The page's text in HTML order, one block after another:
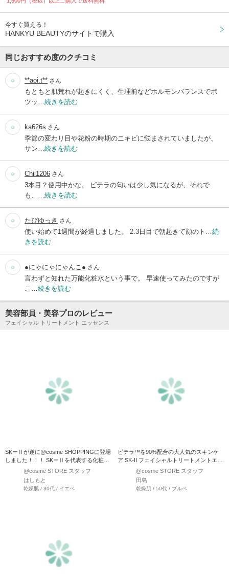
今すぐ買える！
HANKYU BEAUTYのサイトで購入
同じおすすめ度のクチコミ
**aoi.t** さん
もともと肌荒れが起きにくく、生理前などホルモンバランスでポ
ツッ… 続きを読む
ka626s さん
季節の変わり目や花粉の時期のニキビに悩まされていましたが、
サン… 続きを読む
Chii1206 さん
3本目？使用中かな。 ピテラの匂いは少し気になるが、それで
も、… 続きを読む
たぴゆっき さん
使い始めて1週間が経過しました。 2.3日目で朝起きて顔のト… 続
きを読む
●にゃにゃにゃんこ● さん
言わずと知れた万能化粧水という事で。 早速使ってみたのですが
こ… 続きを読む
美容部員・美容プロのレビュー
フェイシャル トリートメント エッセンス
SKーⅡが遂に@cosme SHOPPINGに登場
しました！！！ SKーⅡを代表する化粧水
@cosme STORE スタッフ
はしもと
乾燥肌 / 30代 / イエベ
ピテラ™を90%配合の大人気のスキンケ
ア SK-II フェイシャルトリートメントエッ
センス …
@cosme STORE スタッフ
田島
乾燥肌 / 50代 / ブルベ